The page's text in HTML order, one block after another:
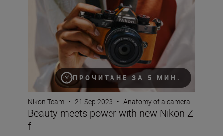
ПРОЧИТАНЕ ЗА 5 МИН.
Nikon Team • 21 Sep 2023 • Anatomy of a camera
Beauty meets power with new Nikon Z
f